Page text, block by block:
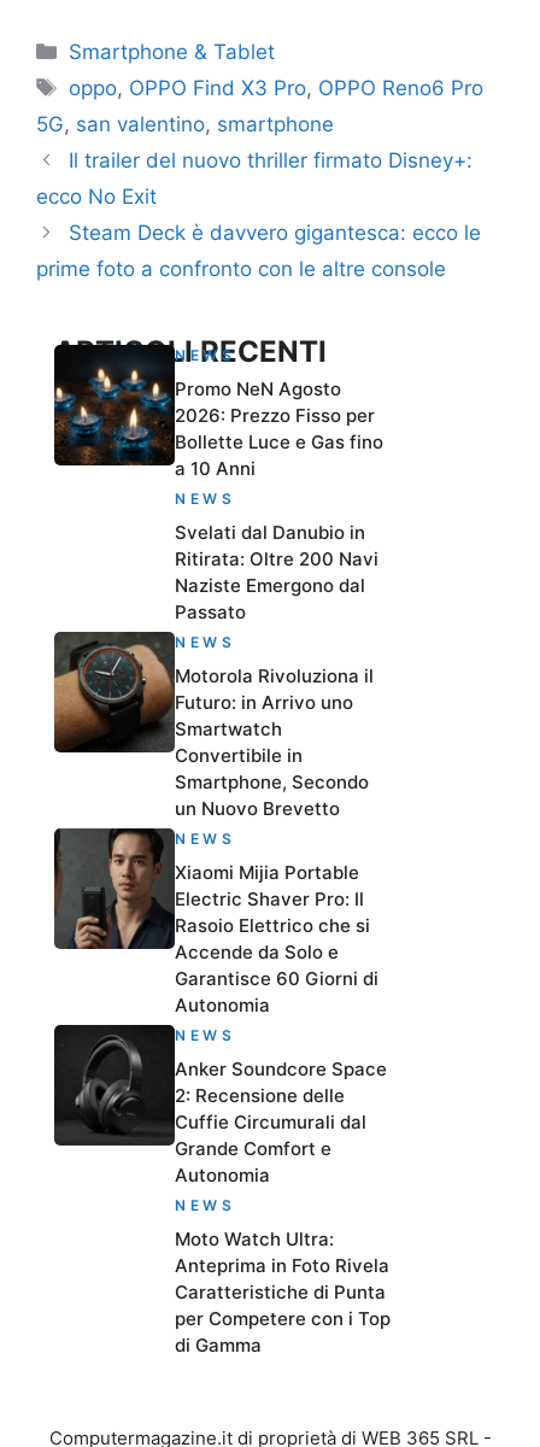
Categorie
Smartphone & Tablet
Tag
oppo, OPPO Find X3 Pro, OPPO Reno6 Pro
5G, san valentino, smartphone
Il trailer del nuovo thriller firmato Disney+:
ecco No Exit
Steam Deck è davvero gigantesca: ecco le
prime foto a confronto con le altre console
ARTICOLI RECENTI
NEWS
Promo NeN Agosto
2026: Prezzo Fisso per
Bollette Luce e Gas fino
a 10 Anni
NEWS
Svelati dal Danubio in
Ritirata: Oltre 200 Navi
Naziste Emergono dal
Passato
NEWS
Motorola Rivoluziona il
Futuro: in Arrivo uno
Smartwatch
Convertibile in
Smartphone, Secondo
un Nuovo Brevetto
NEWS
Xiaomi Mijia Portable
Electric Shaver Pro: Il
Rasoio Elettrico che si
Accende da Solo e
Garantisce 60 Giorni di
Autonomia
NEWS
Anker Soundcore Space
2: Recensione delle
Cuffie Circumurali dal
Grande Comfort e
Autonomia
NEWS
Moto Watch Ultra:
Anteprima in Foto Rivela
Caratteristiche di Punta
per Competere con i Top
di Gamma
Computermagazine.it di proprietà di WEB 365 SRL -